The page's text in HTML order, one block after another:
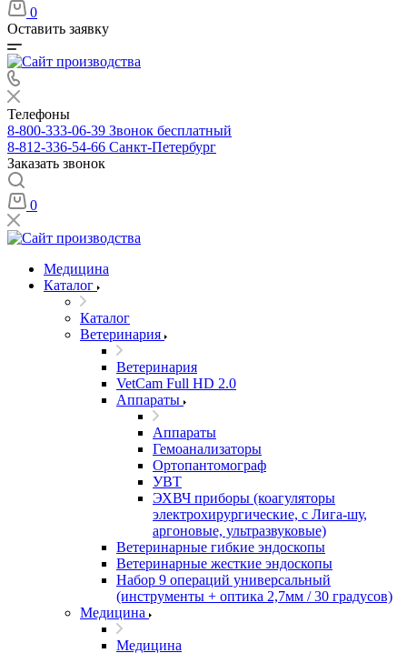
0
Оставить заявку
Телефоны
8-800-333-06-39 Звонок бесплатный
8-812-336-54-66 Санкт-Петербург
Заказать звонок
0
Медицина
Каталог
Каталог
Ветеринария
Ветеринария
VetCam Full HD 2.0
Аппараты
Аппараты
Гемоанализаторы
Ортопантомограф
УВТ
ЭХВЧ приборы (коагуляторы
электрохирургические, с Лига-шу,
аргоновые, ультразвуковые)
Ветеринарные гибкие эндоскопы
Ветеринарные жесткие эндоскопы
Набор 9 операций универсальный
(инструменты + оптика 2,7мм / 30 градусов)
Медицина
Медицина